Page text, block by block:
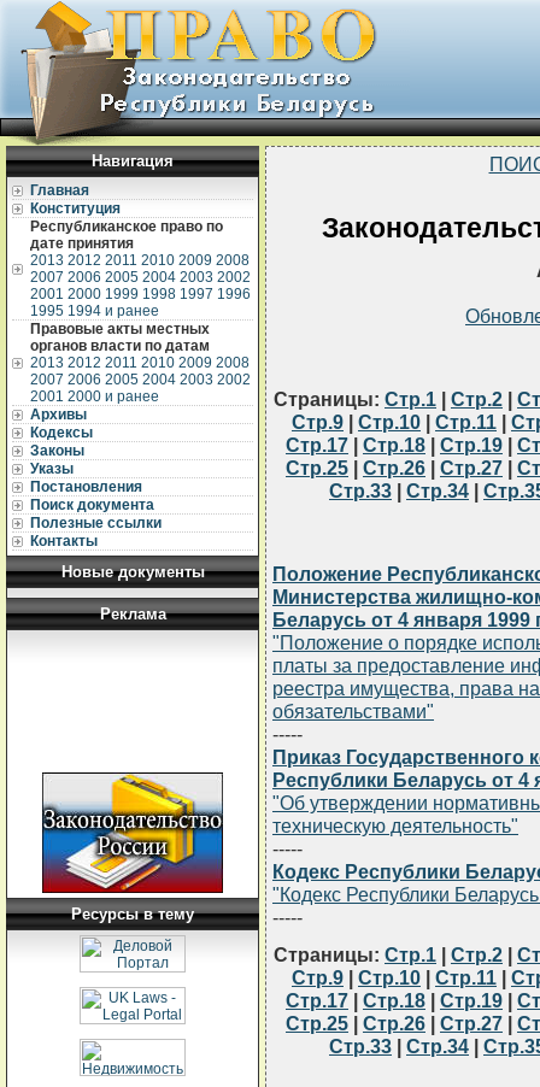
Навигация
Главная
Конституция
Республиканское право по
дате принятия
2013 2012 2011 2010 2009 2008
2007 2006 2005 2004 2003 2002
2001 2000 1999 1998 1997 1996
1995 1994 и ранее
Правовые акты местных
органов власти по датам
2013 2012 2011 2010 2009 2008
2007 2006 2005 2004 2003 2002
2001 2000 и ранее
Архивы
Кодексы
Законы
Указы
Постановления
Поиск документа
Полезные ссылки
Контакты
Новые документы
Реклама
Ресурсы в тему
Страницы: Стр.1 | Стр.2 |
Стр.9 | Стр.10 | Стр.11 |
Стр.17 | Стр.18 | Стр.19 |
Стр.25 | Стр.26 | Стр.27 |
Стр.33 | Стр.34 |
Положение
Министерства жилищно-
Беларусь от 4 января 1999
"Положение о порядке
платы за предоставление
реестра имущества, права
обязательствами"
-----
Приказ Государственного
Республики Беларусь от 4
"Об утверждении
техническую деятельность"
-----
Кодекс Республики
"Кодекс Республики
-----
Страницы: Стр.1 | Стр.2 |
Стр.9 | Стр.10 | Стр.11 |
Стр.17 | Стр.18 | Стр.19 |
Стр.25 | Стр.26 | Стр.27 |
Стр.33 | Стр.34 |